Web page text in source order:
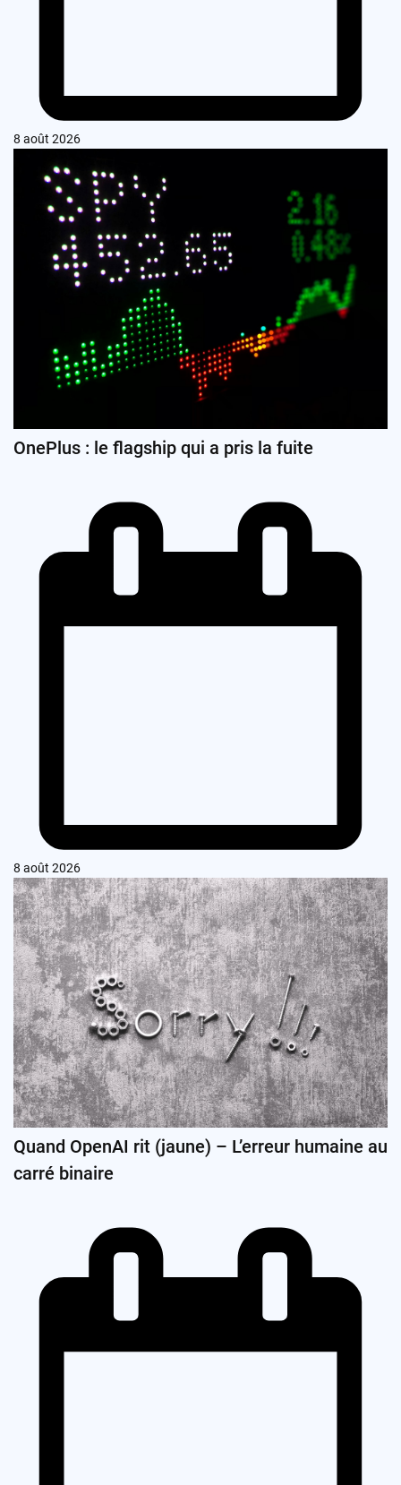
8 août 2026
OnePlus : le flagship qui a pris la fuite
8 août 2026
Quand OpenAI rit (jaune) – L’erreur humaine au
carré binaire